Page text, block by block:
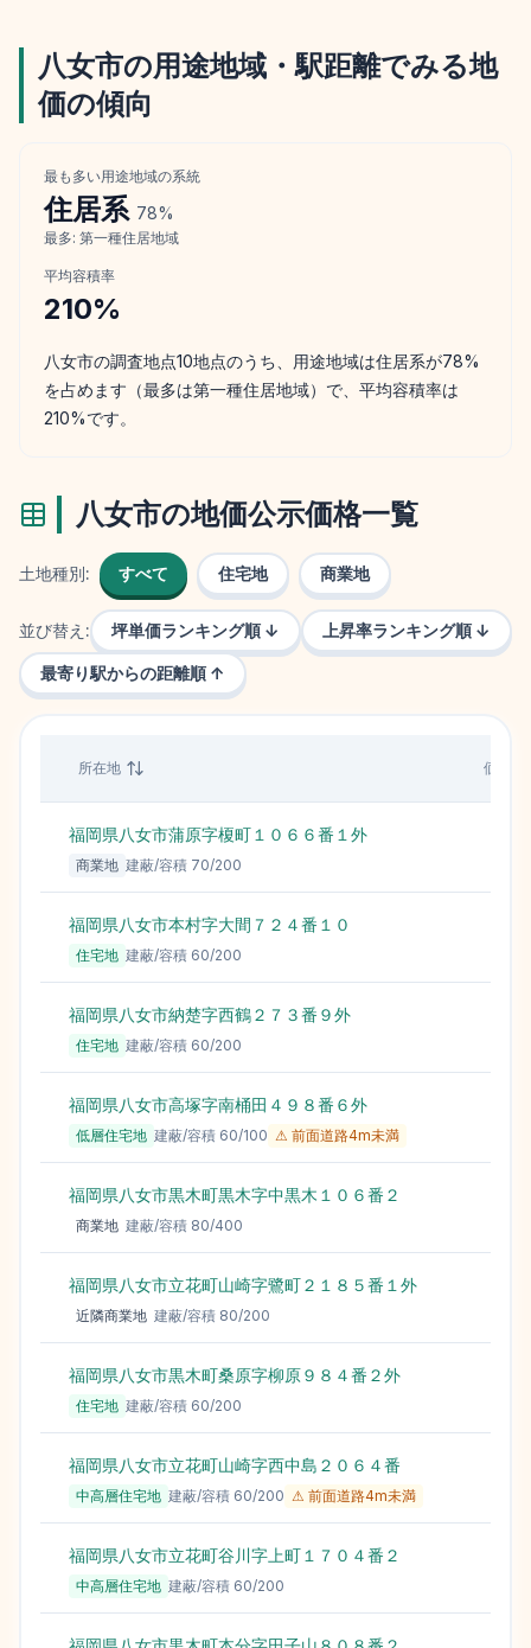
八女市の用途地域・駅距離でみる地
価の傾向
最も多い用途地域の系統
住居系 78%
最多: 第一種住居地域
平均容積率
210%
八女市の調査地点10地点のうち、用途地域は住居系が78%
を占めます（最多は第一種住居地域）で、平均容積率は
210%です。
八女市の地価公示価格一覧
土地種別: すべて 住宅地 商業地
並び替え: 坪単価ランキング順 ↓ 上昇率ランキング順 ↓
最寄り駅からの距離順 ↑
所在地 価格（
福岡県八女市蒲原字榎町１０６６番１外
商業地 建蔽/容積 70/200
福岡県八女市本村字大間７２４番１０
住宅地 建蔽/容積 60/200
福岡県八女市納楚字西鶴２７３番９外
住宅地 建蔽/容積 60/200
福岡県八女市高塚字南桶田４９８番６外
低層住宅地 建蔽/容積 60/100 ⚠ 前面道路4m未満
福岡県八女市黒木町黒木字中黒木１０６番２
商業地 建蔽/容積 80/400
福岡県八女市立花町山崎字鷺町２１８５番１外
近隣商業地 建蔽/容積 80/200
福岡県八女市黒木町桑原字柳原９８４番２外
住宅地 建蔽/容積 60/200
福岡県八女市立花町山崎字西中島２０６４番
中高層住宅地 建蔽/容積 60/200 ⚠ 前面道路4m未満
福岡県八女市立花町谷川字上町１７０４番２
中高層住宅地 建蔽/容積 60/200